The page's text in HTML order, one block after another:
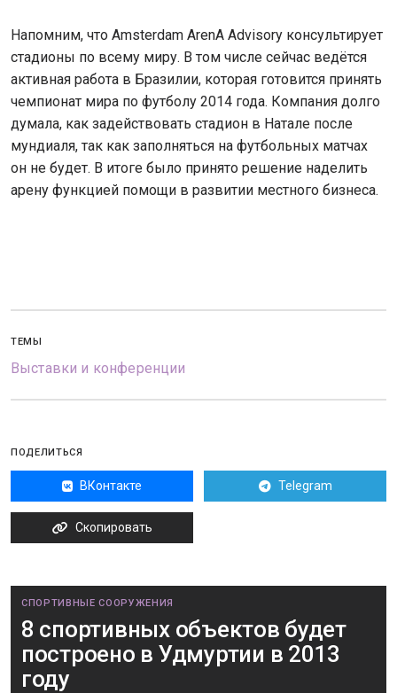
Напомним, что Amsterdam ArenA Advisory консультирует
стадионы по всему миру. В том числе сейчас ведётся
активная работа в Бразилии, которая готовится принять
чемпионат мира по футболу 2014 года. Компания долго
думала, как задействовать стадион в Натале после
мундиаля, так как заполняться на футбольных матчах
он не будет. В итоге было принято решение наделить
арену функцией помощи в развитии местного бизнеса.
ТЕМЫ
Выставки и конференции
ПОДЕЛИТЬСЯ
ВКонтакте Telegram
Скопировать
СПОРТИВНЫЕ СООРУЖЕНИЯ
8 спортивных объектов будет
построено в Удмуртии в 2013
году